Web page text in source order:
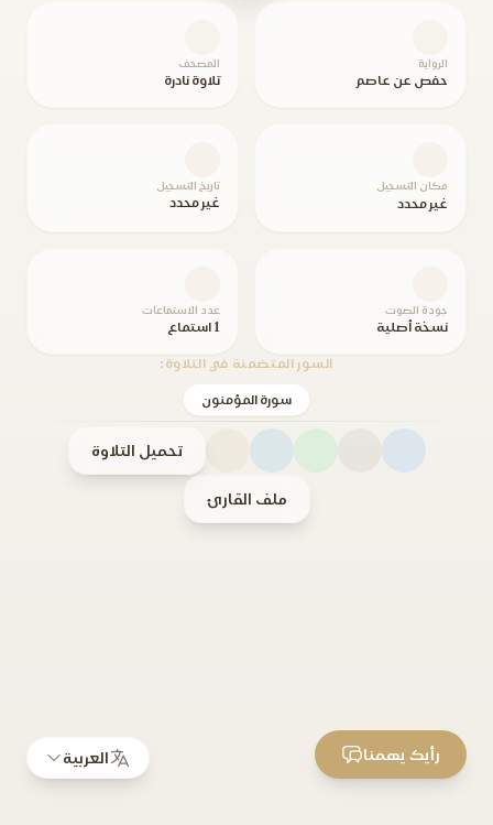
الرواية
حفص عن عاصم
المصحف
تلاوة نادرة
مكان التسجيل
غير محدد
تاريخ التسجيل
غير محدد
جودة الصوت
نسخة أصلية
عدد الاستماعات
1 استماع
السور المتضمنة في التلاوة:
سورة المؤمنون
تحميل التلاوة
ملف القارئ
العربية رأيك يهمنا